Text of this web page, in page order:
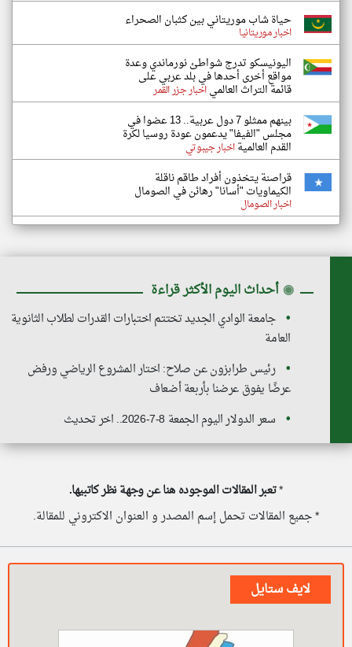
حياة شاب موريتاني بين كثبان الصحراء
اخبار موريتانيا
اليونيسكو تدرج شواطئ نورماندي وعدة
مواقع أخرى أحدها في بلد عربي على
قائمة التراث العالمياخبار جزر القمر
بينهم ممثلو 7 دول عربية.. 13 عضوا في
مجلس "الفيفا" يدعمون عودة روسيا لكرة
القدم العالميةاخبار جيبوتي
قراصنة يتخذون أفراد طاقم ناقلة
الكيماويات "أسانا" رهائن في الصومال
اخبار الصومال
◉ أحداث اليوم الأكثر قراءة
جامعة الوادي الجديد تختتم اختبارات القدرات لطلاب الثانوية
العامة
رئيس طرابزون عن صلاح: اختار المشروع الرياضي ورفض
عرضًا يفوق عرضنا بأربعة أضعاف
سعر الدولار اليوم الجمعة 8-7-2026.. اخر تحديث
*تعبر المقالات الموجوده هنا عن وجهة نظر كاتبيها.
* جميع المقالات تحمل إسم المصدر و العنوان الاكتروني للمقالة.
لايف ستايل